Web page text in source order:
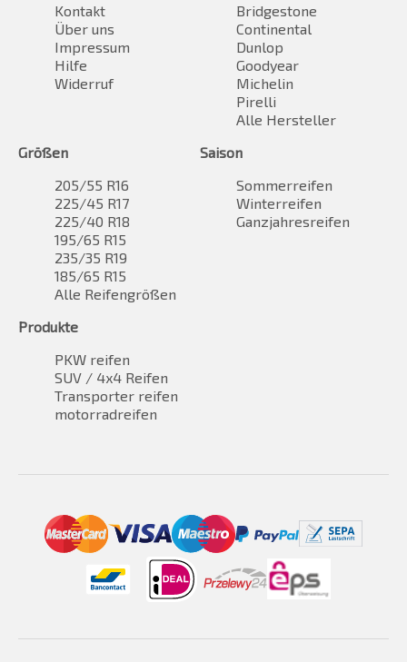
Kontakt
Über uns
Impressum
Hilfe
Widerruf
Bridgestone
Continental
Dunlop
Goodyear
Michelin
Pirelli
Alle Hersteller
Größen
205/55 R16
225/45 R17
225/40 R18
195/65 R15
235/35 R19
185/65 R15
Alle Reifengrößen
Saison
Sommerreifen
Winterreifen
Ganzjahresreifen
Produkte
PKW reifen
SUV / 4x4 Reifen
Transporter reifen
motorradreifen